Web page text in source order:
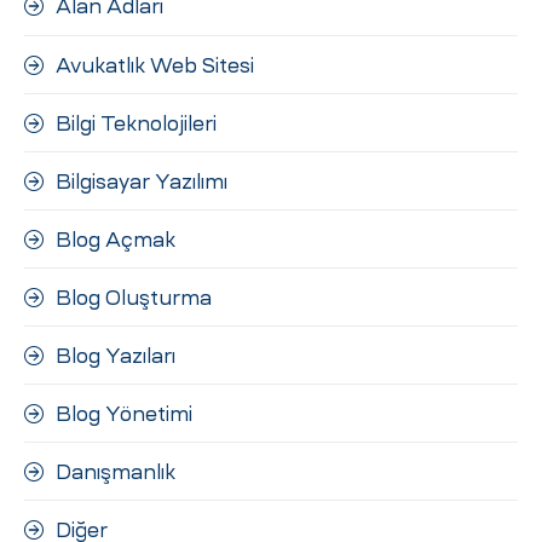
Alan Adları
Avukatlık Web Sitesi
Bilgi Teknolojileri
Bilgisayar Yazılımı
Blog Açmak
Blog Oluşturma
Blog Yazıları
Blog Yönetimi
Danışmanlık
Diğer